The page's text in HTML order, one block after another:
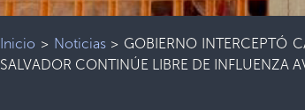
Inicio > Noticias> GOBIERNO INTERCEPTÓ
SALVADOR CONTINÚE LIBRE DE INFLUENZA